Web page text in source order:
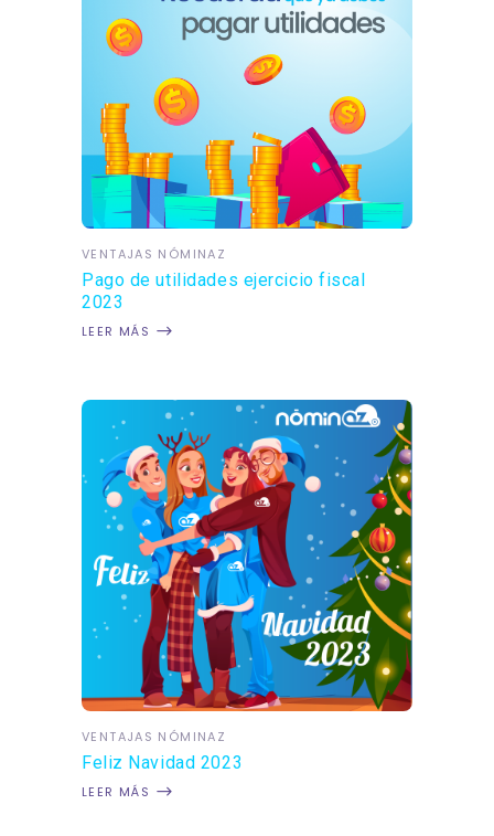
VENTAJAS NÓMINAZ
Pago de utilidades ejercicio fiscal
2023
LEER MÁS
VENTAJAS NÓMINAZ
Feliz Navidad 2023
LEER MÁS